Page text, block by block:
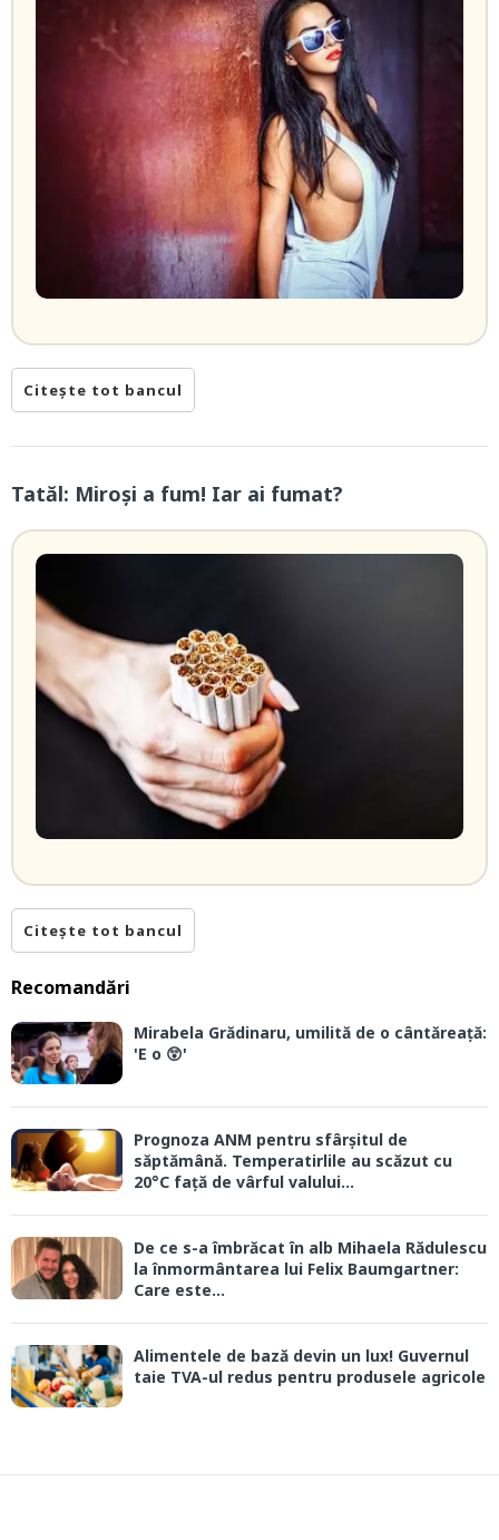
Citește tot bancul
Tatăl: Miroși a fum! Iar ai fumat?
Citește tot bancul
Recomandări
Mirabela Grădinaru, umilită de o cântăreață:
'E o 😲'
Prognoza ANM pentru sfârșitul de
săptămână. Temperatirlile au scăzut cu
20°C față de vârful valului...
De ce s-a îmbrăcat în alb Mihaela Rădulescu
la înmormântarea lui Felix Baumgartner:
Care este...
Alimentele de bază devin un lux! Guvernul
taie TVA-ul redus pentru produsele agricole